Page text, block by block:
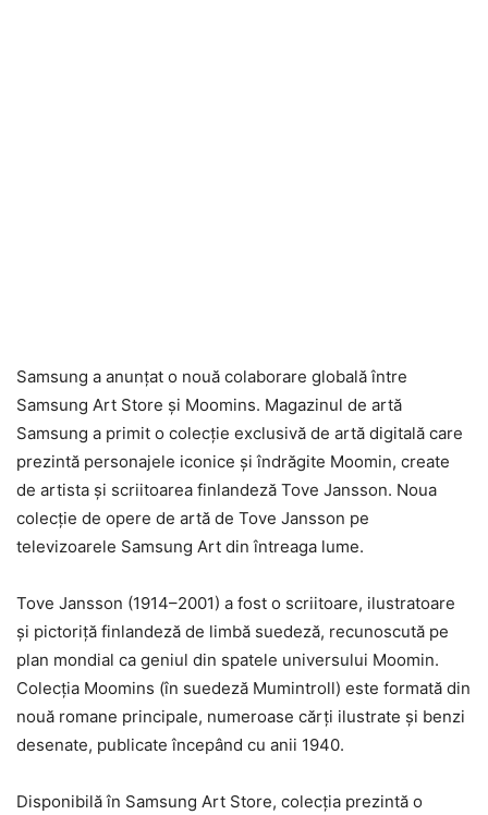
Samsung a anunțat o nouă colaborare globală între
Samsung Art Store și Moomins. Magazinul de artă
Samsung a primit o colecție exclusivă de artă digitală care
prezintă personajele iconice și îndrăgite Moomin, create
de artista și scriitoarea finlandeză Tove Jansson. Noua
colecție de opere de artă de Tove Jansson pe
televizoarele Samsung Art din întreaga lume.
Tove Jansson (1914–2001) a fost o scriitoare, ilustratoare
și pictoriță finlandeză de limbă suedeză, recunoscută pe
plan mondial ca geniul din spatele universului Moomin.
Colecția Moomins (în suedeză Mumintroll) este formată din
nouă romane principale, numeroase cărți ilustrate și benzi
desenate, publicate începând cu anii 1940.
Disponibilă în Samsung Art Store, colecția prezintă o